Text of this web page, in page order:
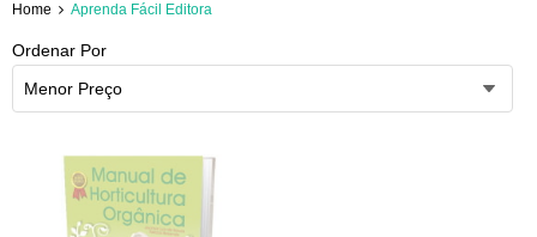
Home Aprenda Fácil Editora
Ordenar Por
Menor Preço